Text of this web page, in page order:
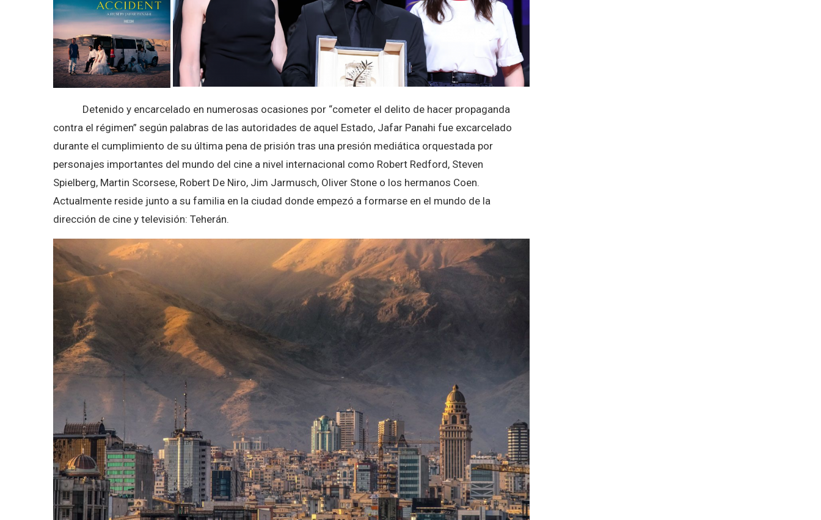
Detenido y encarcelado en numerosas ocasiones por “cometer el delito de hacer propaganda
contra el régimen” según palabras de las autoridades de aquel Estado, Jafar Panahi fue excarcelado
durante el cumplimiento de su última pena de prisión tras una presión mediática orquestada por
personajes importantes del mundo del cine a nivel internacional como Robert Redford, Steven
Spielberg, Martin Scorsese, Robert De Niro, Jim Jarmusch, Oliver Stone o los hermanos Coen.
Actualmente reside junto a su familia en la ciudad donde empezó a formarse en el mundo de la
dirección de cine y televisión: Teherán.